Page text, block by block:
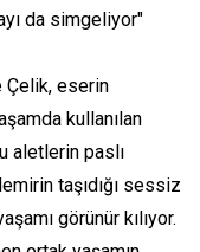
da simgeliyor"
Çelik, eserin
kullanılan
aletlerin paslı
taşıdığı sessiz
görünür kılıyor.